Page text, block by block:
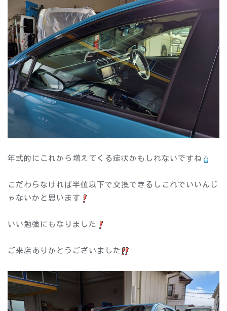
年式的にこれから増えてくる症状かもしれないですね
こだわらなければ半値以下で交換できるしこれでいいんじ
ゃないかと思います
いい勉強にもなりました
ご来店ありがとうございました